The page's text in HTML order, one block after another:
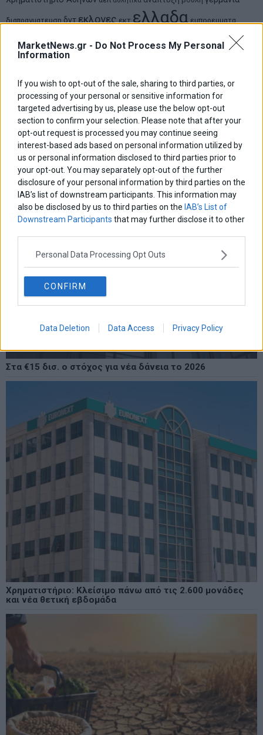
MarketNews.gr - Do Not Process My Personal
Information
If you wish to opt-out of the sale, sharing to third parties, or
processing of your personal or sensitive information for
targeted advertising by us, please use the below opt-out
section to confirm your selection. Please note that after your
opt-out request is processed you may continue seeing
interest-based ads based on personal information utilized by
us or personal information disclosed to third parties prior to
your opt-out. You may separately opt-out of the further
disclosure of your personal information by third parties on the
IAB’s list of downstream participants. This information may
also be disclosed by us to third parties on the IAB’s List of
Downstream Participants that may further disclose it to other
Personal Data Processing Opt Outs
CONFIRM
Data Deletion Data Access Privacy Policy
διαπραγματευση δντεκλογες εκτ ελλαδα εμπορευματα
χρηματιστηριαευρωπη κορωνοιος
οικονομια ομολογα πετρελαιο πληθωρισμος ρωσια
συριζατουρκια τραπεζες τσιπρας χρεος χρηματιστηριο
LATEST FROM BLOG
Στα €15 δισ. ο στόχος για νέα δάνεια το 2026
Χρηματιστήριο: Κλείσιμο πάνω από τις 2.600 μονάδες
και νέα θετική εβδομάδα